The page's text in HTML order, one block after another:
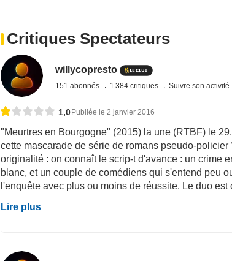
Critiques Spectateurs
willycopresto
151 abonnés 1 384 critiques Suivre son activité
1,0 Publiée le 2 janvier 2016
"Meurtres en Bourgogne" (2015) la une (RTBF) le
cette mascarade de série de romans pseudo-
originalité : on connaît le scrip-t d'avance : un crime
blanc, et un couple de comédiens qui s'entend peu
l'enquête avec plus ou moins de réussite. Le duo
Lire plus